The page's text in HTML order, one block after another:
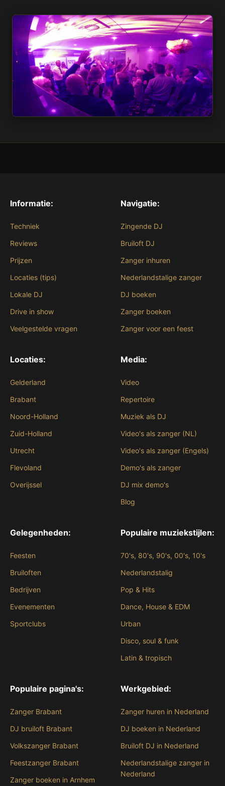
Informatie:
Techniek
Reviews
Prijzen
Locaties (tips)
Lokale DJ
Drive in show
Veelgestelde vragen
Navigatie:
Zingende DJ
Bruiloft DJ
Zanger inhuren
Nederlandstalige zanger
DJ boeken
Zanger boeken
Zanger voor een feest
Locaties:
Gelderland
Brabant
Noord-Holland
Zuid-Holland
Utrecht
Flevoland
Overijssel
Media:
Video
Repertoire
Muziek als DJ
Video's als zanger (NL)
Video's als zanger (Engels)
Demo's als zanger
DJ mix demo's
Blog
Gelegenheden:
Feesten
Bruiloften
Bedrijven
Evenementen
Sportclubs
Populaire muziekstijlen:
70's, 80's, 90's, 00's, 10's
Nederlandstalig
Pop & Hits
Dance, House & EDM
Urban
Disco, soul & funk
Latin & tropisch
Populaire pagina's:
Zanger Brabant
DJ bruiloft Brabant
Volkszanger Brabant
Feestzanger Brabant
Zanger boeken in Arnhem
Werkgebied:
Zanger huren in Nederland
DJ boeken in Nederland
Bruiloft DJ in Nederland
Nederlandstalige zanger in
Nederland